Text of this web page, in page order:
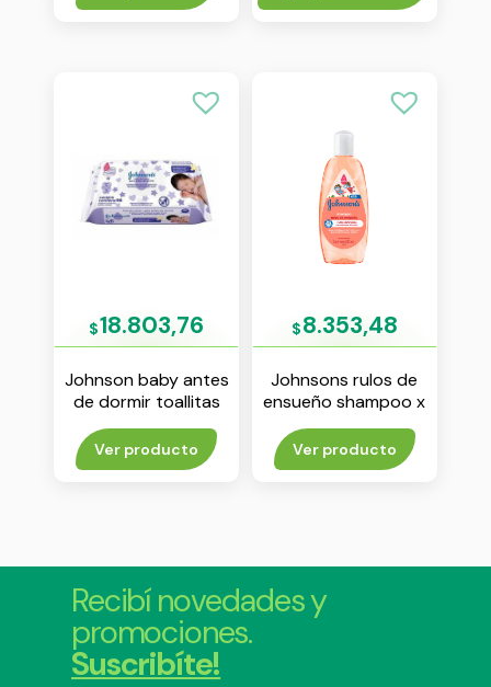
$18.803,76
Johnson baby antes
de dormir toallitas
humedas x 96
unidades
Ver producto
$8.353,48
Johnsons rulos de
ensueño shampoo x
200 ml
Ver producto
Recibí novedades y
promociones.
Suscribíte!